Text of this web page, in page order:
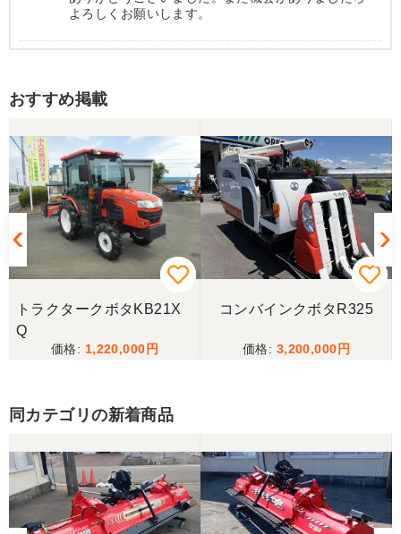
よろしくお願いします。
西川さま。電話対応から自社納車まで丁寧で信頼で
きる方です。農機はまたこちらで購入したいです。
岐阜県／
完璧に整備されており、対応も親切で丁寧。配送ま
で自社で対応してくださり本当にありがとうござい
ました。次回もこちらで購入させて頂きます。
す
岐阜県／田畑
ただきましたありがとうございます
岐阜県／長池松広
おすすめ掲載
トラクタークボタKB21X
Q
1,220,000
コンバインクボタR325
3,200,000
同カテゴリの新着商品